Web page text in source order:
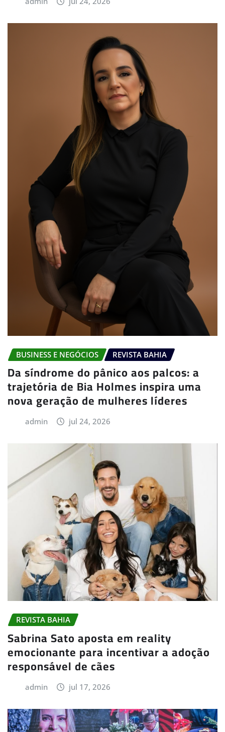
BUSINESS E NEGÓCIOS REVISTA BAHIA
Da síndrome do pânico aos palcos: a
trajetória de Bia Holmes inspira uma
nova geração de mulheres líderes
admin jul 24, 2026
REVISTA BAHIA
Sabrina Sato aposta em reality
emocionante para incentivar a adoção
responsável de cães
admin jul 17, 2026